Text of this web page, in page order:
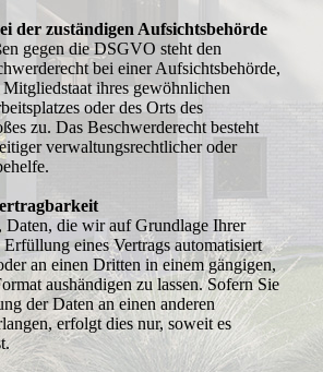
der zuständigen Aufsichtsbehörde
gegen die DSGVO steht den
bei einer Aufsichtsbehörde,
ihres gewöhnlichen
oder des Orts des
zu. Das Beschwerderecht besteht
verwaltungsrechtlicher oder
Daten, die wir auf Grundlage Ihrer
eines Vertrags automatisiert
an einen Dritten in einem gängigen,
aushändigen zu lassen. Sofern Sie
der Daten an einen anderen
erfolgt dies nur, soweit es